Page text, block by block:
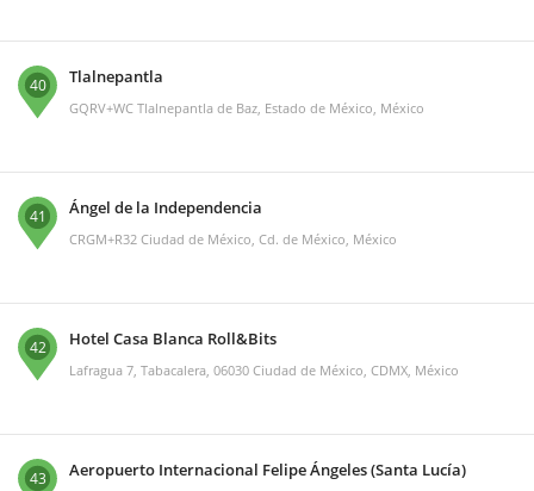
40 Tlalnepantla
GQRV+WC Tlalnepantla de Baz, Estado de México, México
41 Ángel de la Independencia
CRGM+R32 Ciudad de México, Cd. de México, México
42 Hotel Casa Blanca Roll&Bits
Lafragua 7, Tabacalera, 06030 Ciudad de México, CDMX, México
43 Aeropuerto Internacional Felipe Ángeles (Santa Lucía)